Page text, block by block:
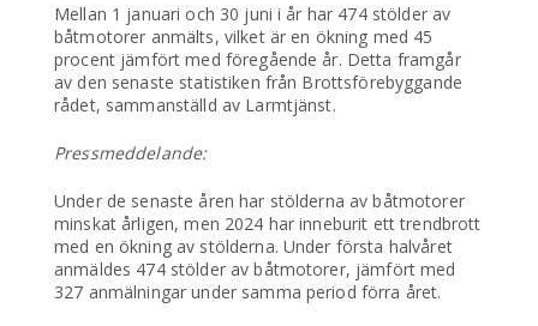
Mellan 1 januari och 30 juni i år har 474 stölder av
båtmotorer anmälts, vilket är en ökning med 45
procent jämfört med föregående år. Detta framgår
av den senaste statistiken från Brottsförebyggande
rådet, sammanställd av Larmtjänst.
Pressmeddelande:
Under de senaste åren har stölderna av båtmotorer
minskat årligen, men 2024 har inneburit ett trendbrott
med en ökning av stölderna. Under första halvåret
anmäldes 474 stölder av båtmotorer, jämfört med
327 anmälningar under samma period förra året.